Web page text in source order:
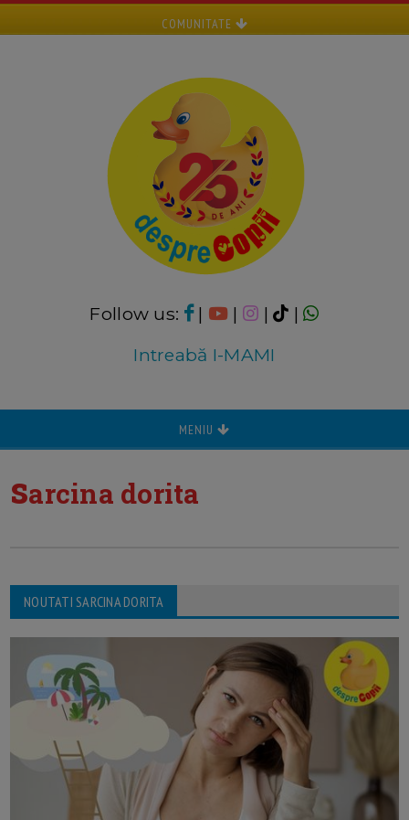
COMUNITATE
Follow us: | | |
|
Intreabă I-MAMI
MENIU
sarcina dorita
NOUTATI SARCINA DORITA